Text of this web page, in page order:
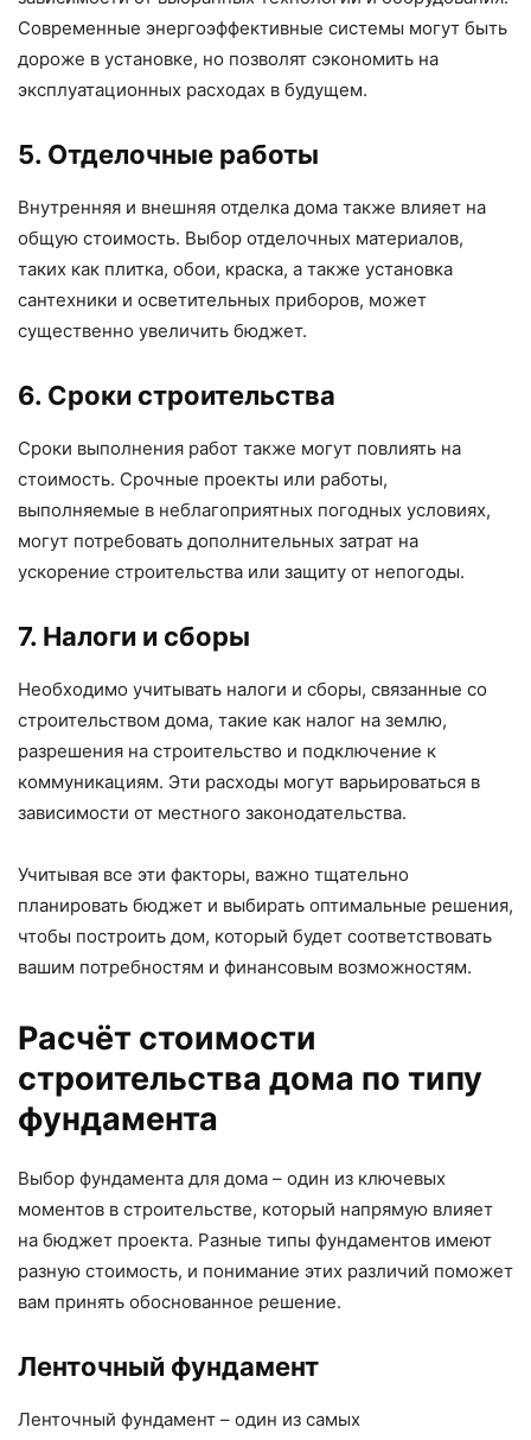
Современные энергоэффективные системы могут быть
дороже в установке, но позволят сэкономить на
эксплуатационных расходах в будущем.
5. Отделочные работы
Внутренняя и внешняя отделка дома также влияет на
общую стоимость. Выбор отделочных материалов,
таких как плитка, обои, краска, а также установка
сантехники и осветительных приборов, может
существенно увеличить бюджет.
6. Сроки строительства
Сроки выполнения работ также могут повлиять на
стоимость. Срочные проекты или работы,
выполняемые в неблагоприятных погодных условиях,
могут потребовать дополнительных затрат на
ускорение строительства или защиту от непогоды.
7. Налоги и сборы
Необходимо учитывать налоги и сборы, связанные со
строительством дома, такие как налог на землю,
разрешения на строительство и подключение к
коммуникациям. Эти расходы могут варьироваться в
зависимости от местного законодательства.
Учитывая все эти факторы, важно тщательно
планировать бюджет и выбирать оптимальные решения,
чтобы построить дом, который будет соответствовать
вашим потребностям и финансовым возможностям.
Расчёт стоимости
строительства дома по типу
фундамента
Выбор фундамента для дома – один из ключевых
моментов в строительстве, который напрямую влияет
на бюджет проекта. Разные типы фундаментов имеют
разную стоимость, и понимание этих различий поможет
вам принять обоснованное решение.
Ленточный фундамент
Ленточный фундамент – один из самых